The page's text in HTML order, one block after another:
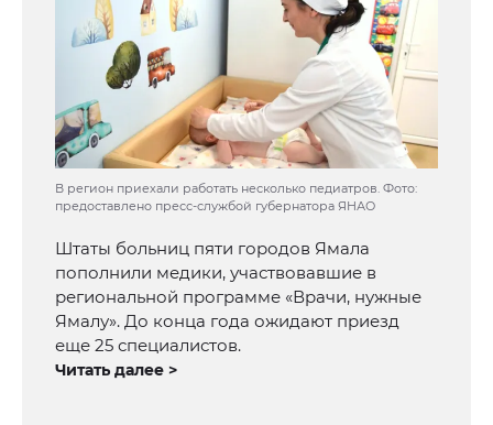
В регион приехали работать несколько педиатров. Фото:
предоставлено пресс-службой губернатора ЯНАО
Штаты больниц пяти городов Ямала
пополнили медики, участвовавшие в
региональной программе «Врачи, нужные
Ямалу». До конца года ожидают приезд
еще 25 специалистов.
Читать далее >